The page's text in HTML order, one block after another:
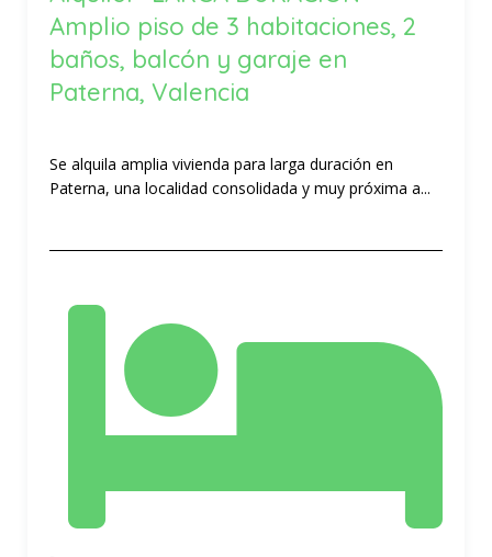
Amplio piso de 3 habitaciones, 2
baños, balcón y garaje en
Paterna, Valencia
Se alquila amplia vivienda para larga duración en
Paterna, una localidad consolidada y muy próxima a...